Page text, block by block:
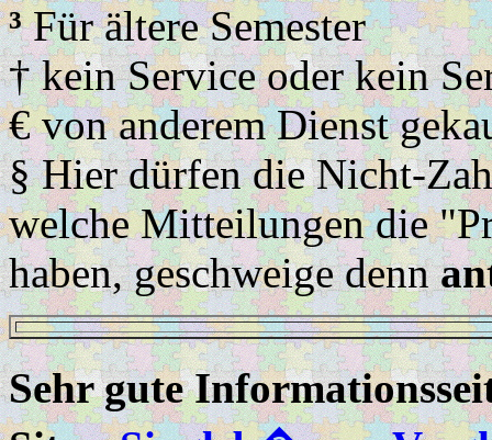
³Für ältere Semester
† kein Service oder kein
€ von anderem Dienst
§ Hier dürfen die Nicht-
welche Mitteilungen die
haben, geschweige denn
Sehr gute